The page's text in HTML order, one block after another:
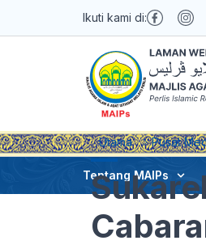
Ikuti kami di:
Tentang MAIPs
Utama Pusat